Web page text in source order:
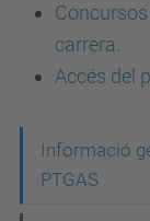
carrera.
Accés del
Informació
PTGAS